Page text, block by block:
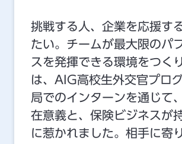
挑戦する人、企業を応援す
たい。チームが最大限のパ
スを発揮できる環境をつく
は、AIG高校生外交官プロ
局でのインターンを通じて
在意義と、保険ビジネスが
に惹かれました。相手に寄